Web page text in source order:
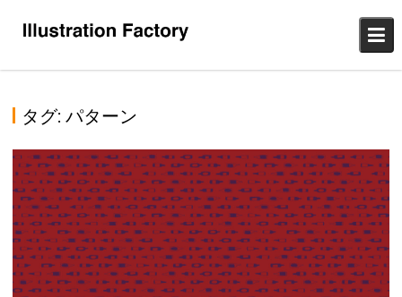
タグ:パターン